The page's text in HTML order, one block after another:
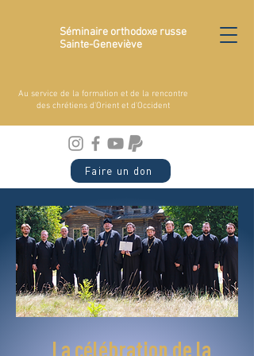
Séminaire orthodoxe russe
Sainte-Geneviève
Au service de la formation et de la rencontre
des chrétiens d'Orient et d'Occident
Faire un don
La célébration de la